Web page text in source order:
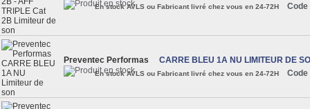
En stock AVLS ou Fabricant livré chez vous en 24-72H Code
Preventec Performas CARRE BLEU 1A NU LIMITEUR DE
En stock AVLS ou Fabricant livré chez vous en 24-72H Code